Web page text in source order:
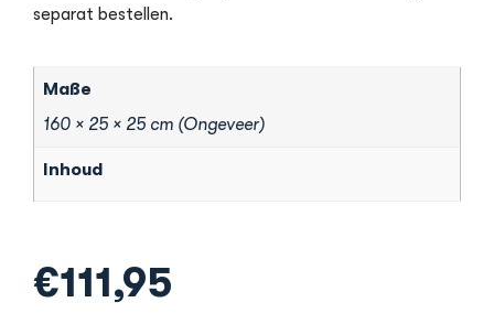
separat bestellen.
Maße
160 × 25 × 25 cm (Ongeveer)
Inhoud
€111,95